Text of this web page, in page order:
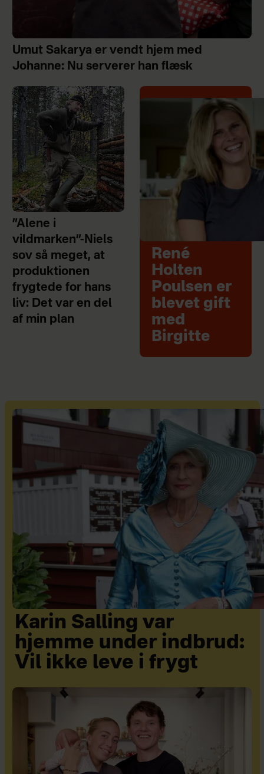
Umut Sakarya er vendt hjem med
Johanne: Nu serverer han flæsk
”Alene i
vildmarken”-Niels
sov så meget, at
produktionen
frygtede for hans
liv: Det var en del
af min plan
René
Holten
Poulsen er
blevet gift
med
Birgitte
Karin Salling var
hjemme under indbrud:
Vil ikke leve i frygt